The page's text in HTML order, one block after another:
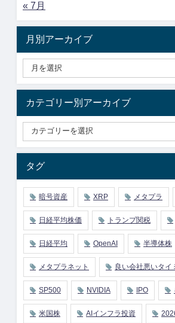
« 7月
月別アーカイブ
カテゴリー別アーカイブ
タグ
暗号資産 XRP メタプラ
日経平均株価 トランプ関税
日経平均 OpenAI 半導体株
メタプラネット 良い会社悪いタイ
SP500 NVIDIA IPO
米国株 AIインフラ投資